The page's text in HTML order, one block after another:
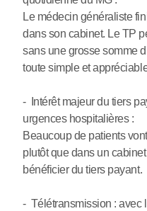
Le médecin généraliste
dans son cabinet. Le TP
sans une grosse somme
toute simple et
- Intérêt majeur du tiers
urgences hospitalières :
Beaucoup de patients
plutôt que dans un
bénéficier du tiers payant.
- Télétransmission : avec